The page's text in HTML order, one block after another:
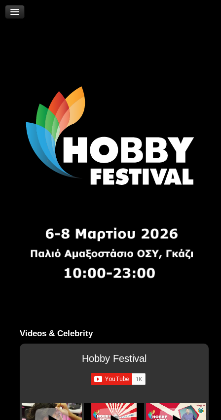
Videos & Celebrity
Hobby Festival